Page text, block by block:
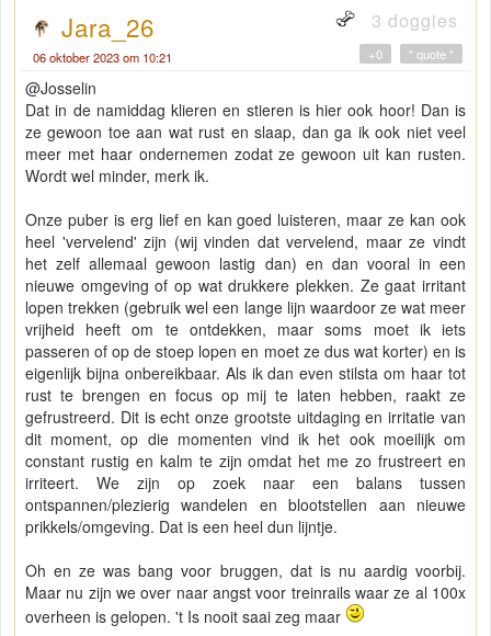
Jara_26 3 doggies
06 oktober 2023 om 10:21 " quote "
+0
@Josselin
Dat in de namiddag klieren en stieren is hier ook hoor! Dan is
ze gewoon toe aan wat rust en slaap, dan ga ik ook niet veel
meer met haar ondernemen zodat ze gewoon uit kan rusten.
Wordt wel minder, merk ik.
Onze puber is erg lief en kan goed luisteren, maar ze kan ook
heel 'vervelend' zijn (wij vinden dat vervelend, maar ze vindt
het zelf allemaal gewoon lastig dan) en dan vooral in een
nieuwe omgeving of op wat drukkere plekken. Ze gaat irritant
lopen trekken (gebruik wel een lange lijn waardoor ze wat meer
vrijheid heeft om te ontdekken, maar soms moet ik iets
passeren of op de stoep lopen en moet ze dus wat korter) en is
eigenlijk bijna onbereikbaar. Als ik dan even stilsta om haar tot
rust te brengen en focus op mij te laten hebben, raakt ze
gefrustreerd. Dit is echt onze grootste uitdaging en irritatie van
dit moment, op die momenten vind ik het ook moeilijk om
constant rustig en kalm te zijn omdat het me zo frustreert en
irriteert. We zijn op zoek naar een balans tussen
ontspannen/plezierig wandelen en blootstellen aan nieuwe
prikkels/omgeving. Dat is een heel dun lijntje.
Oh en ze was bang voor bruggen, dat is nu aardig voorbij.
Maar nu zijn we over naar angst voor treinrails waar ze al 100x
overheen is gelopen. 't Is nooit saai zeg maar